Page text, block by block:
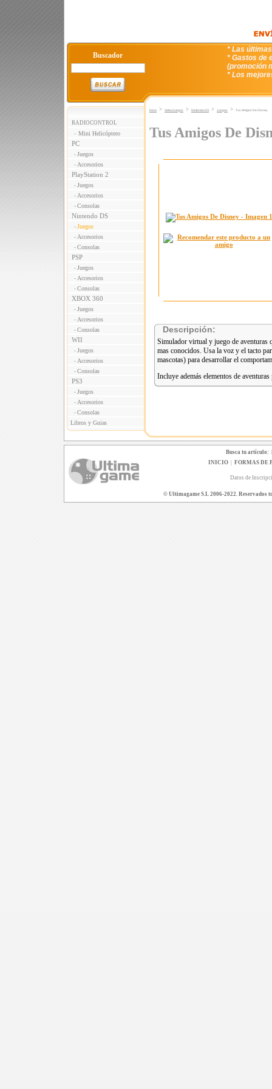
Buscador
* Las
* Gastos de
(promoción
* Los
RADIOCONTROL
- Mini Helicóptero
PC
- Juegos
- Accesorios
PlayStation 2
- Juegos
- Accesorios
- Consolas
Nintendo DS
- Juegos
- Accesorios
- Consolas
PSP
- Juegos
- Accesorios
- Consolas
XBOX 360
- Juegos
- Accesorios
- Consolas
WII
- Juegos
- Accesorios
- Consolas
PS3
- Juegos
- Accesorios
- Consolas
Libros y Guias
Inicio > VideoJuegos > Nintendo DS > Juegos > Tus Amigos De Disney
Tus Amigos De
Descripción:
Simulador virtual y juego de aventuras
mas conocidos. Usa la voz y el tacto
mascotas) para desarrollar el
Incluye además elementos de
Busca tu artículo:
INICIO| FORMAS DE
Datos de
© Ultimagame S.L 2006-2022. Reservados